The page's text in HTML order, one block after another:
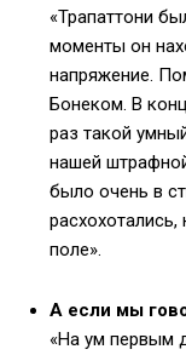
«Трапаттони
моменты он
напряжение.
Бонеком. В
раз такой
нашей
было очень в
поле».
А если мы
«На ум первым